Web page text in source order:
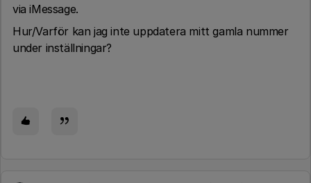
via iMessage.
Hur/Varför kan jag inte uppdatera mitt gamla nummer
under inställningar?